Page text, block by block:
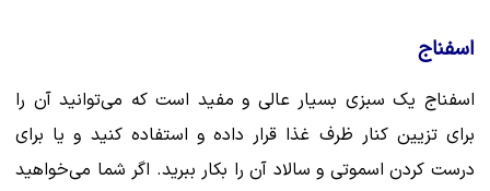
اسفناج
اسفناج یک سبزی بسیار عالی و مفید است که می‌توانید آن را
برای تزیین کنار ظرف غذا قرار داده و استفاده کنید و یا برای
درست کردن اسموتی و سالاد آن را بکار ببرید. اگر شما می‌خواهید